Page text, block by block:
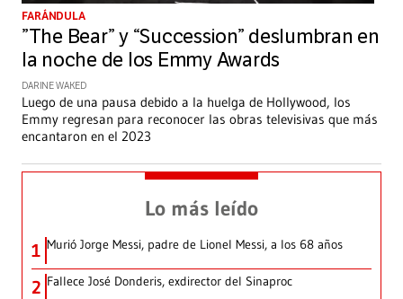
FARÁNDULA
”The Bear” y “Succession” deslumbran en
la noche de los Emmy Awards
DARINE WAKED
Luego de una pausa debido a la huelga de Hollywood, los
Emmy regresan para reconocer las obras televisivas que más
encantaron en el 2023
Lo más leído
1 Murió Jorge Messi, padre de Lionel Messi, a los 68 años
2 Fallece José Donderis, exdirector del Sinaproc